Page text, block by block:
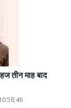
तीन माह बाद